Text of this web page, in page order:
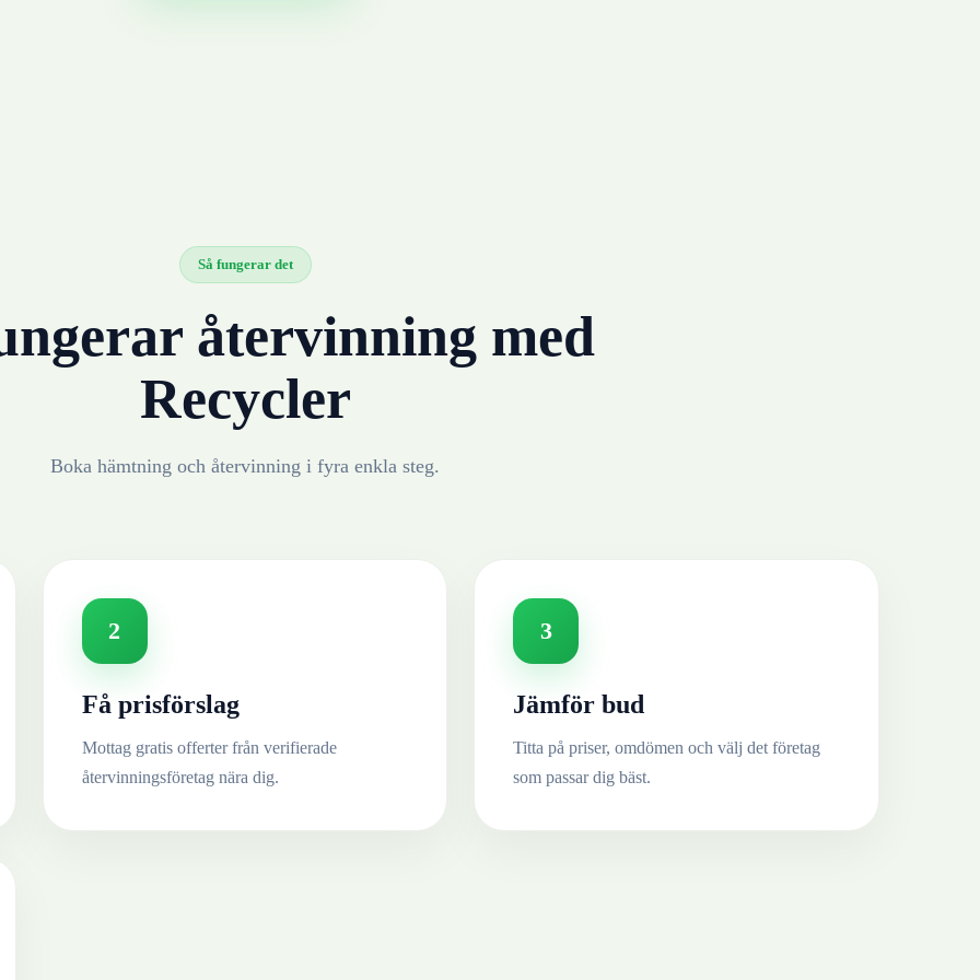
Så fungerar det
återvinning med
Recycler
Boka hämtning och återvinning i fyra enkla steg.
2
Få prisförslag
Mottag gratis offerter från verifierade
återvinningsföretag nära dig.
3
Jämför bud
Titta på priser, omdömen och välj det företag
som passar dig bäst.